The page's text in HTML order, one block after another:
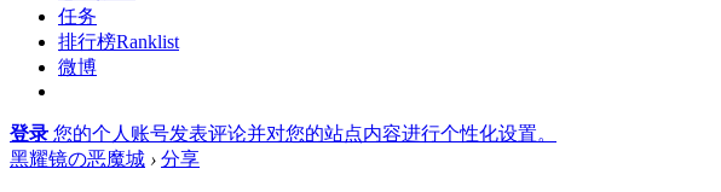
任务
排行榜Ranklist
微博
登录 您的个人账号发表评论并对您的站点内容进行个性化设置。
黑耀镜の恶魔城 › 分享